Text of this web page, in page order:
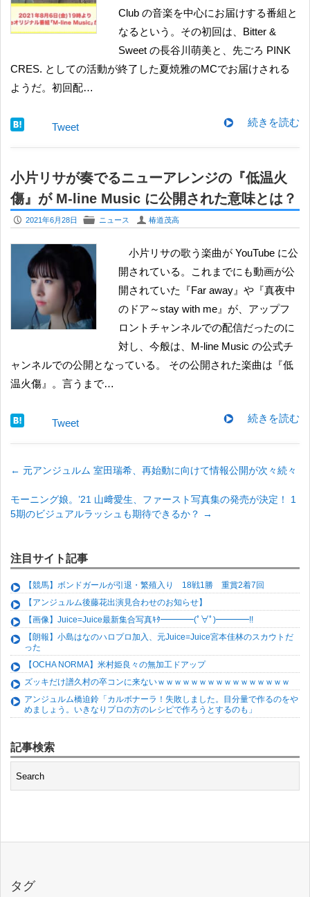
Club の音楽を中心にお届けする番組と
なるという。その初回は、Bitter &
Sweet の長谷川萌美と、先ごろ PINK
CRES. としての活動が終了した夏焼雅のMCでお届けされる
ようだ。初回配…
続きを読む
Tweet
小片リサが奏でるニューアレンジの『低温火
傷』が M-line Music に公開された意味とは？
P 2021年6月28日 F ニュース U 椿道茂高
小片リサの歌う楽曲が YouTube に公
開されている。これまでにも動画が公
開されていた『Far away』や『真夜中
のドア～stay with me』が、アップフ
ロントチャンネルでの配信だったのに
対し、今般は、M-line Music の公式チ
ャンネルでの公開となっている。 その公開された楽曲は『低
温火傷』。言うまで…
続きを読む
Tweet
← 元アンジュルム 室田瑞希、再始動に向けて情報公開が次々続々
モーニング娘。’21 山﨑愛生、ファースト写真集の発売が決定！ 1
5期のビジュアルラッシュも期待できるか？ →
注目サイト記事
【競馬】ボンドガールが引退・繁殖入り 18戦1勝 重賞2着7回
【アンジュルム後藤花出演見合わせのお知らせ】
【画像】Juice=Juice最新集合写真ｷﾀ━━━━(ﾟ∀ﾟ)━━━━!!
【朗報】小島はなのハロプロ加入、元Juice=Juice宮本佳林のスカウトだ
った
【OCHA NORMA】米村姫良々の無加工ドアップ
ズッキだけ譜久村の卒コンに来ないｗｗｗｗｗｗｗｗｗｗｗｗｗｗｗｗ
アンジュルム橋迫鈴「カルボナーラ！失敗しました。目分量で作るのをや
めましょう。いきなりプロの方のレシピで作ろうとするのも」
記事検索
タグ